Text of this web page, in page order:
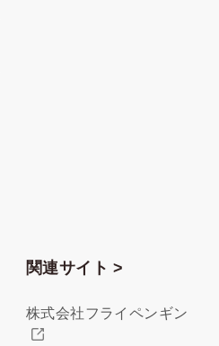
関連サイト >
株式会社フライペンギン